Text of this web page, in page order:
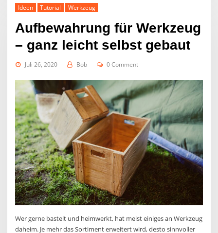
Ideen Tutorial Werkzeug
Aufbewahrung für Werkzeug
– ganz leicht selbst gebaut
Juli 26, 2020 Bob 0 Comment
Wer gerne bastelt und heimwerkt, hat meist einiges an Werkzeug
daheim. Je mehr das Sortiment erweitert wird, desto sinnvoller